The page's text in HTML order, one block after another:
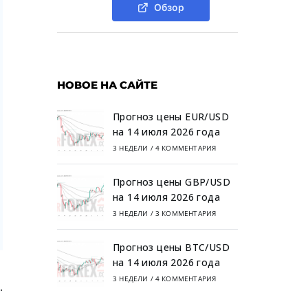
Обзор
НОВОЕ НА САЙТЕ
Прогноз цены EUR/USD
на 14 июля 2026 года
3 НЕДЕЛИ / 4 КОММЕНТАРИЯ
Прогноз цены GBP/USD
на 14 июля 2026 года
3 НЕДЕЛИ / 3 КОММЕНТАРИЯ
Прогноз цены BTC/USD
на 14 июля 2026 года
3 НЕДЕЛИ / 4 КОММЕНТАРИЯ